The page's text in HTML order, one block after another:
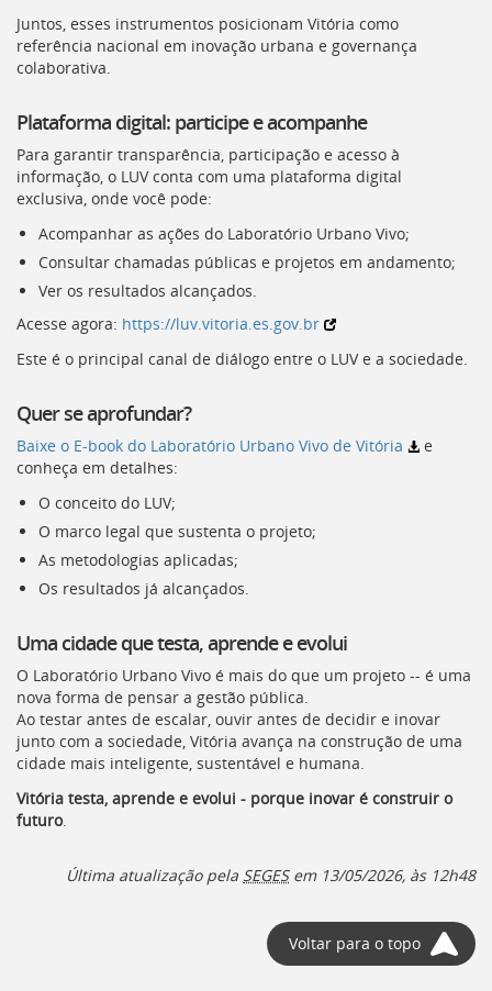
Juntos, esses instrumentos posicionam Vitória como
referência nacional em inovação urbana e governança
colaborativa.
Plataforma digital: participe e acompanhe
Para garantir transparência, participação e acesso à
informação, o LUVconta com uma plataforma digital
exclusiva, onde você pode:
Acompanhar as ações do Laboratório Urbano Vivo;
Consultar chamadas públicas e projetos em andamento;
Ver os resultados alcançados.
Acesse agora: https://luv.vitoria.es.gov.br
Este é o principal canal de diálogo entre o LUVe a sociedade.
Quer se aprofundar?
Baixe o E-book do Laboratório Urbano Vivo de Vitória
e
conheça em detalhes:
O conceito do LUV;
O marco legal que sustenta o projeto;
As metodologias aplicadas;
Os resultados já alcançados.
Uma cidade que testa, aprende e evolui
O Laboratório Urbano Vivo é mais do que um projeto -- é uma
nova forma de pensar a gestão pública.
Ao testar antes de escalar, ouvir antes de decidir e inovar
junto com a sociedade, Vitória avança na construção de uma
cidade mais inteligente, sustentável e humana.
Vitória testa, aprende e evolui - porque inovar é construir o
futuro.
Última atualização pela SEGESem 13/05/2026, às 12h48
Voltar para o topo